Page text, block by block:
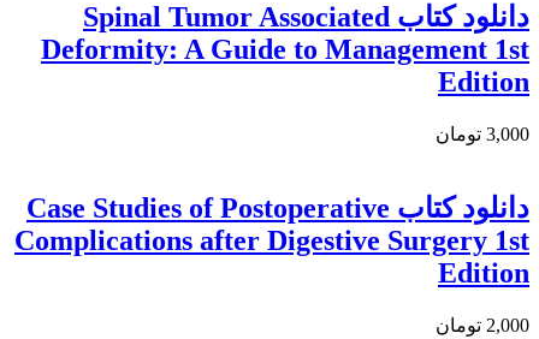
دانلود کتاب Spinal Tumor Associated
Deformity: A Guide to Management 1st
Edition
3,000 تومان
دانلود کتاب Case Studies of Postoperative
Complications after Digestive Surgery 1st
Edition
2,000 تومان